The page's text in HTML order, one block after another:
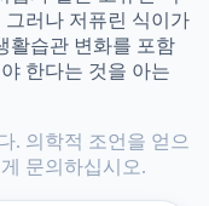
러나 저퓨린 식이가
활습관 변화를 포함
한다는 것을 아는
. 의학적 조언을 얻으
문의하십시오.